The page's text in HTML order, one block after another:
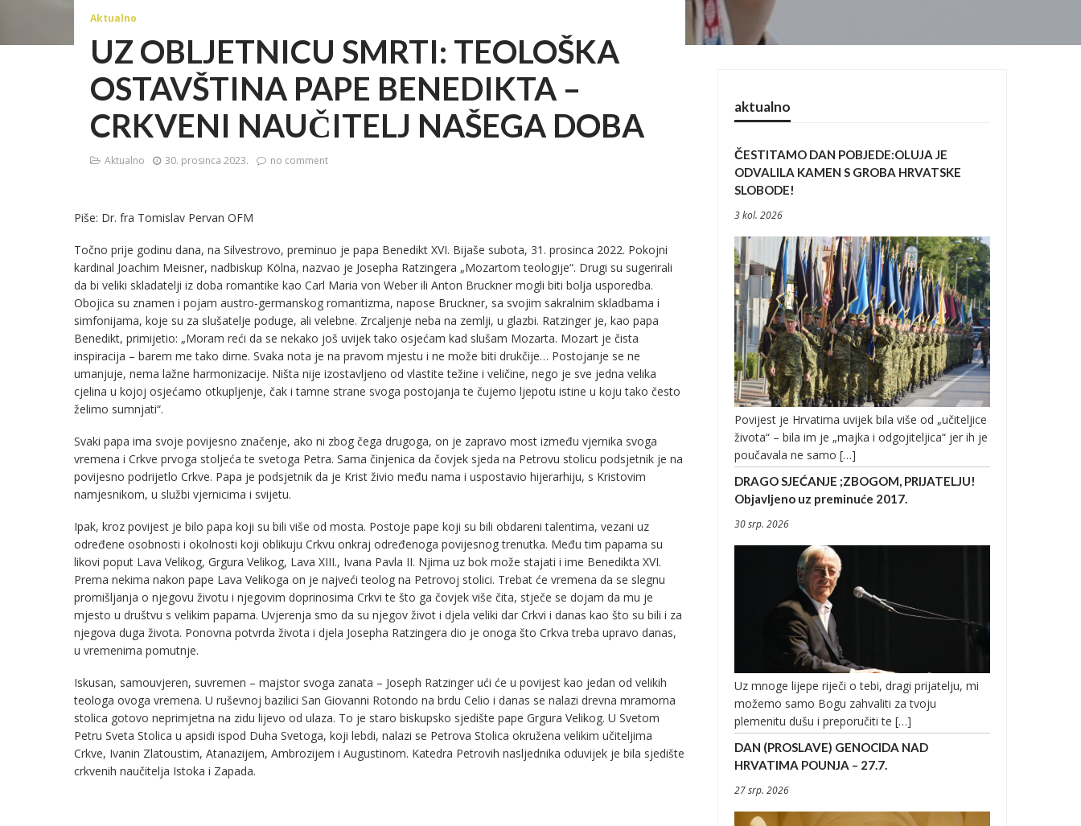
Aktualno
UZ OBLJETNICU SMRTI: TEOLOŠKA
OSTAVŠTINA PAPE BENEDIKTA –
CRKVENI NAUČITELJ NAŠEGA DOBA
Aktualno 30. prosinca 2023. no comment
Piše: Dr. fra Tomislav Pervan OFM
Točno prije godinu dana, na Silvestrovo, preminuo je papa Benedikt XVI. Bijaše subota, 31. prosinca 2022. Pokojni
kardinal Joachim Meisner, nadbiskup Kölna, nazvao je Josepha Ratzingera „Mozartom teologije“. Drugi su sugerirali
da bi veliki skladatelji iz doba romantike kao Carl Maria von Weber ili Anton Bruckner mogli biti bolja usporedba.
Obojica su znamen i pojam austro-germanskog romantizma, napose Bruckner, sa svojim sakralnim skladbama i
simfonijama, koje su za slušatelje poduge, ali velebne. Zrcaljenje neba na zemlji, u glazbi. Ratzinger je, kao papa
Benedikt, primijetio: „Moram reći da se nekako još uvijek tako osjećam kad slušam Mozarta. Mozart je čista
inspiracija – barem me tako dirne. Svaka nota je na pravom mjestu i ne može biti drukčije… Postojanje se ne
umanjuje, nema lažne harmonizacije. Ništa nije izostavljeno od vlastite težine i veličine, nego je sve jedna velika
cjelina u kojoj osjećamo otkupljenje, čak i tamne strane svoga postojanja te čujemo ljepotu istine u koju tako često
želimo sumnjati“.
Svaki papa ima svoje povijesno značenje, ako ni zbog čega drugoga, on je zapravo most između vjernika svoga
vremena i Crkve prvoga stoljeća te svetoga Petra. Sama činjenica da čovjek sjeda na Petrovu stolicu podsjetnik je na
povijesno podrijetlo Crkve. Papa je podsjetnik da je Krist živio među nama i uspostavio hijerarhiju, s Kristovim
namjesnikom, u službi vjernicima i svijetu.
Ipak, kroz povijest je bilo papa koji su bili više od mosta. Postoje pape koji su bili obdareni talentima, vezani uz
određene osobnosti i okolnosti koji oblikuju Crkvu onkraj određenoga povijesnog trenutka. Među tim papama su
likovi poput Lava Velikog, Grgura Velikog, Lava XIII., Ivana Pavla II. Njima uz bok može stajati i ime Benedikta XVI.
Prema nekima nakon pape Lava Velikoga on je najveći teolog na Petrovoj stolici. Trebat će vremena da se slegnu
promišljanja o njegovu životu i njegovim doprinosima Crkvi te što ga čovjek više čita, stječe se dojam da mu je
mjesto u društvu s velikim papama. Uvjerenja smo da su njegov život i djela veliki dar Crkvi i danas kao što su bili i za
njegova duga života. Ponovna potvrda života i djela Josepha Ratzingera dio je onoga što Crkva treba upravo danas,
u vremenima pomutnje.
Iskusan, samouvjeren, suvremen – majstor svoga zanata – Joseph Ratzinger ući će u povijest kao jedan od velikih
teologa ovoga vremena. U ruševnoj bazilici San Giovanni Rotondo na brdu Celio i danas se nalazi drevna mramorna
stolica gotovo neprimjetna na zidu lijevo od ulaza. To je staro biskupsko sjedište pape Grgura Velikog. U Svetom
Petru Sveta Stolica u apsidi ispod Duha Svetoga, koji lebdi, nalazi se Petrova Stolica okružena velikim učiteljima
Crkve, Ivanin Zlatoustim, Atanazijem, Ambrozijem i Augustinom. Katedra Petrovih nasljednika oduvijek je bila sjedište
crkvenih naučitelja Istoka i Zapada.
aktualno
ČESTITAMO DAN POBJEDE:OLUJA JE
ODVALILA KAMEN S GROBA HRVATSKE
SLOBODE!
3 kol. 2026
Povijest je Hrvatima uvijek bila više od „učiteljice
života“ – bila im je „majka i odgojiteljica“ jer ih je
poučavala ne samo […]
DRAGO SJEĆANJE ;ZBOGOM, PRIJATELJU!
Objavljeno uz preminuće 2017.
30 srp. 2026
Uz mnoge lijepe riječi o tebi, dragi prijatelju, mi
možemo samo Bogu zahvaliti za tvoju
plemenitu dušu i preporučiti te […]
DAN (PROSLAVE) GENOCIDA NAD
HRVATIMA POUNJA – 27.7.
27 srp. 2026